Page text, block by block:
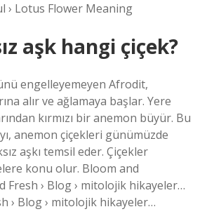
› Lotus Flower Meaning
aşk hangi çiçek?
engelleyemeyen Afrodit,
alır ve ağlamaya başlar. Yere
kırmızı bir anemon büyür. Bu
anemon çiçekleri günümüzde
aşkı temsil eder. Çiçekler
konu olur. Bloom and
Fresh › Blog › mitolojik hikayeler…
› Blog › mitolojik hikayeler…